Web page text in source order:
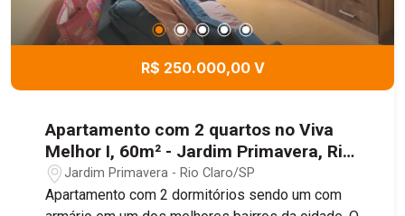
R$ 250.000,00 V
Apartamento com 2 quartos no Viva
Melhor I, 60m² - Jardim Primavera, Rio
Claro/SP
Jardim Primavera - Rio Claro/SP
Apartamento com 2 dormitórios sendo um com